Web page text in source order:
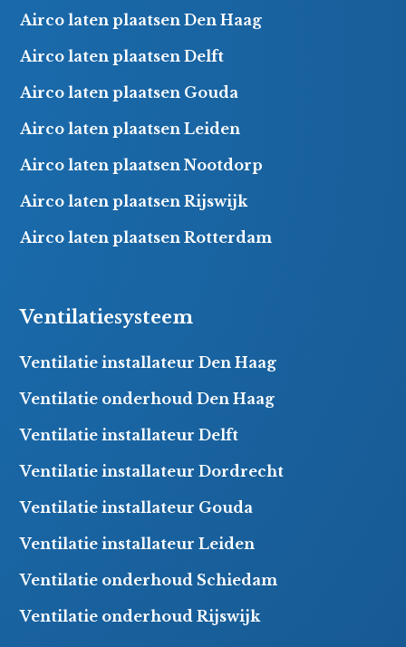
Airco laten plaatsen Den Haag
Airco laten plaatsen Delft
Airco laten plaatsen Gouda
Airco laten plaatsen Leiden
Airco laten plaatsen Nootdorp
Airco laten plaatsen Rijswijk
Airco laten plaatsen Rotterdam
Ventilatiesysteem
Ventilatie installateur Den Haag
Ventilatie onderhoud Den Haag
Ventilatie installateur Delft
Ventilatie installateur Dordrecht
Ventilatie installateur Gouda
Ventilatie installateur Leiden
Ventilatie onderhoud Schiedam
Ventilatie onderhoud Rijswijk